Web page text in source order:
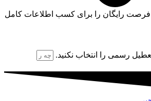
فرصت رایگان را برای کسب اطلاعات کامل
رسمی را انتخاب نکنید.